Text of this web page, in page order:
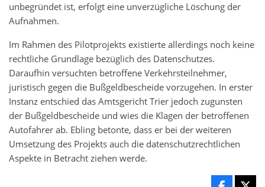
unbegründet ist, erfolgt eine unverzügliche Löschung der
Aufnahmen.
Im Rahmen des Pilotprojekts existierte allerdings noch keine
rechtliche Grundlage bezüglich des Datenschutzes.
Daraufhin versuchten betroffene Verkehrsteilnehmer,
juristisch gegen die Bußgeldbescheide vorzugehen. In erster
Instanz entschied das Amtsgericht Trier jedoch zugunsten
der Bußgeldbescheide und wies die Klagen der betroffenen
Autofahrer ab. Ebling betonte, dass er bei der weiteren
Umsetzung des Projekts auch die datenschutzrechtlichen
Aspekte in Betracht ziehen werde.